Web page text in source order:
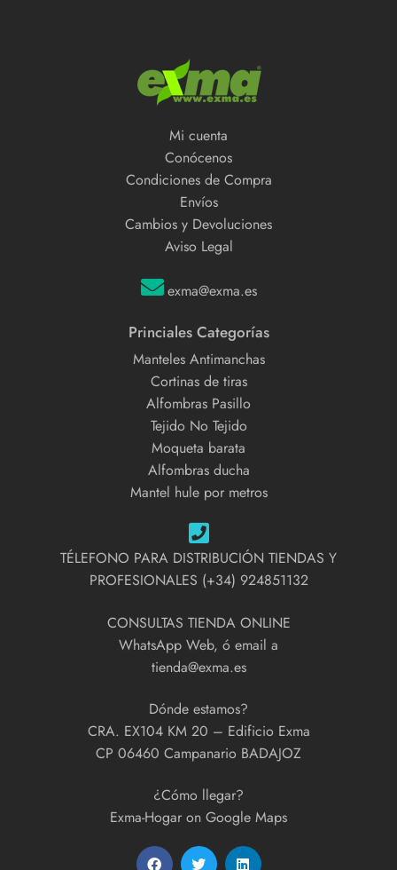
Mi cuenta
Conócenos
Condiciones de Compra
Envíos
Cambios y Devoluciones
Aviso Legal
exma@exma.es
Princiales Categorías
Manteles Antimanchas
Cortinas de tiras
Alfombras Pasillo
Tejido No Tejido
Moqueta barata
Alfombras ducha
Mantel hule por metros
TÉLEFONO PARA DISTRIBUCIÓN TIENDAS Y
PROFESIONALES (+34) 924851132
CONSULTAS TIENDA ONLINE
WhatsApp Web, ó email a
tienda@exma.es
Dónde estamos?
CRA. EX104 KM 20 – Edificio Exma
CP 06460 Campanario BADAJOZ
¿Cómo llegar?
Exma-Hogar on Google Maps